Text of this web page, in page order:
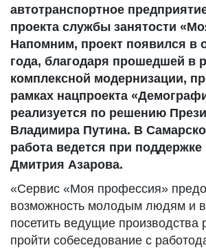
автотранспортное
проекта службы занятости
Напомним, проект появился в
года, благодаря прошедшей в
комплексной модернизации,
рамках нацпроекта
реализуется по решению
Владимира Путина. В
работа ведется при поддержке
Дмитрия Азарова.
«Сервис «Моя профессия»
возможность молодым людям и
посетить ведущие производства
пройти собеседование с